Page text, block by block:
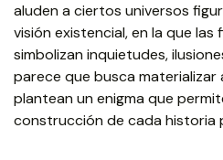
aluden a ciertos universos
visión existencial, en la que
simbolizan inquietudes,
parece que busca materializar
plantean un enigma que
construcción de cada historia